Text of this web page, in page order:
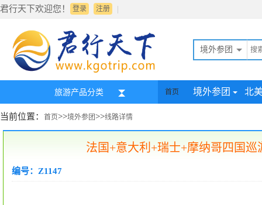
君行天下欢迎您！ 登录 |
注册
境外参团
旅游产品分类 首页 境外参团 北
当前位置： 首页>>境外参团>>线路详情
法国+意大利+瑞士+摩纳哥四国
编号：Z1147